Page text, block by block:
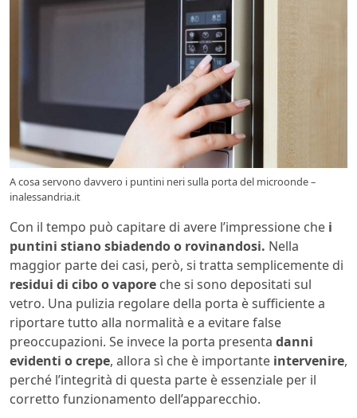
A cosa servono davvero i puntini neri sulla porta del microonde –
inalessandria.it
Con il tempo può capitare di avere l’impressione che i
puntini stiano sbiadendo o rovinandosi. Nella
maggior parte dei casi, però, si tratta semplicemente di
residui di cibo o vapore che si sono depositati sul
vetro. Una pulizia regolare della porta è sufficiente a
riportare tutto alla normalità e a evitare false
preoccupazioni. Se invece la porta presenta danni
evidenti o crepe, allora sì che è importante intervenire,
perché l’integrità di questa parte è essenziale per il
corretto funzionamento dell’apparecchio.